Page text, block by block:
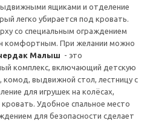
ящиками и отделение
легко убирается под кровать.
со специальным ограждением
комфортным. При желании можно
Малыш - это
комплекс, включающий детскую
выдвижной стол, лестницу с
для игрушек на колёсах,
Удобное спальное место
для безопасности сделает